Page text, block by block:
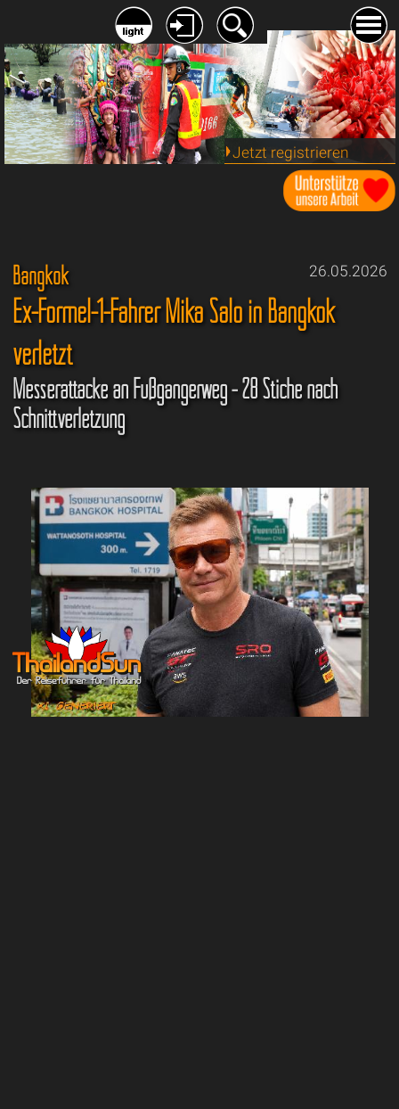
Jetzt registrieren
26.05.2026
Bangkok
Ex-Formel-1-Fahrer Mika Salo in Bangkok
verletzt
Messerattacke an Fußgängerweg - 28 Stiche nach
Schnittverletzung